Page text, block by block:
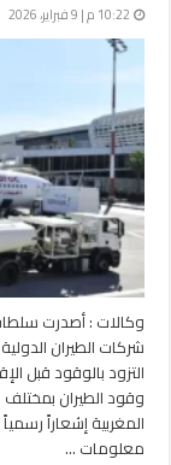
10:22 م | 9 فبراير، 2026
وكالات : أصدرت
شركات الطيران
التزود بالوقود قبل
وقود الطيران
معلومات …